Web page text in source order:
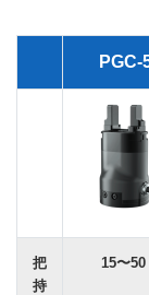
PGC-
把
持
15〜50